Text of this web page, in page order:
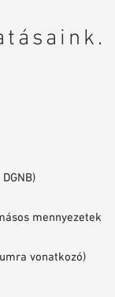
mennyezetek
vonatkozó)